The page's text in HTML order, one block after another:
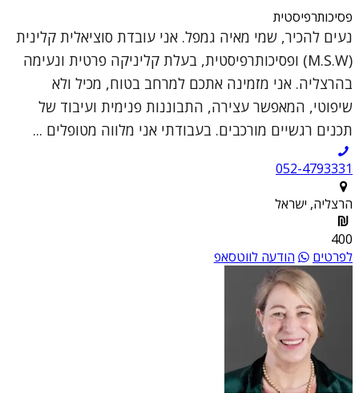
פסיכותרפיסטית
נעים להכיר, שמי מאיה גמפל. אני עובדת סוציאלית קלינית
(M.S.W) ופסיכותרפיסטית, בעלת קליניקה פרטית ונעימה
בהרצליה. אני מזמינה אתכם למרחב בטוח, מכיל ולא
שיפוטי, המאפשר עצירה, התבוננות פנימית ועיבוד של
תכנים רגשיים מורכבים. בעבודתי אני מלווה מטופלים ...
052-4793331
הרצליה, ישראל
400
לפרטים
הודעה לווטסאפ